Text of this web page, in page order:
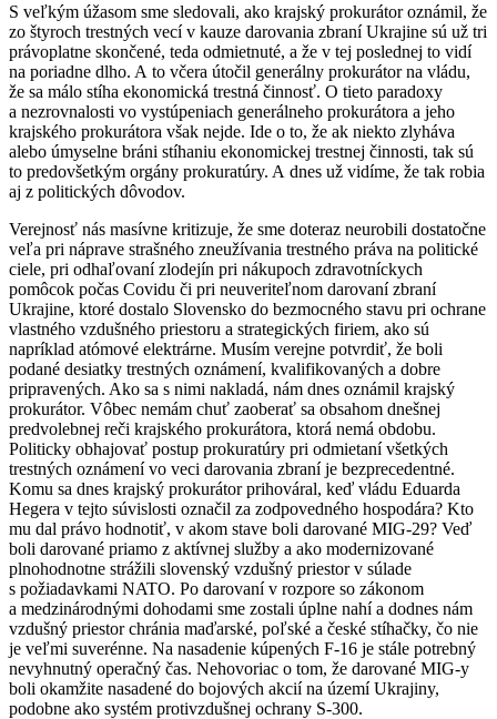
S veľkým úžasom sme sledovali, ako krajský prokurátor oznámil, že
zo štyroch trestných vecí v kauze darovania zbraní Ukrajine sú už tri
právoplatne skončené, teda odmietnuté, a že v tej poslednej to vidí
na poriadne dlho. A to včera útočil generálny prokurátor na vládu,
že sa málo stíha ekonomická trestná činnosť. O tieto paradoxy
a nezrovnalosti vo vystúpeniach generálneho prokurátora a jeho
krajského prokurátora však nejde. Ide o to, že ak niekto zlyháva
alebo úmyselne bráni stíhaniu ekonomickej trestnej činnosti, tak sú
to predovšetkým orgány prokuratúry. A dnes už vidíme, že tak robia
aj z politických dôvodov.
Verejnosť nás masívne kritizuje, že sme doteraz neurobili dostatočne
veľa pri náprave strašného zneužívania trestného práva na politické
ciele, pri odhaľovaní zlodejín pri nákupoch zdravotníckych
pomôcok počas Covidu či pri neuveriteľnom darovaní zbraní
Ukrajine, ktoré dostalo Slovensko do bezmocného stavu pri ochrane
vlastného vzdušného priestoru a strategických firiem, ako sú
napríklad atómové elektrárne. Musím verejne potvrdiť, že boli
podané desiatky trestných oznámení, kvalifikovaných a dobre
pripravených. Ako sa s nimi nakladá, nám dnes oznámil krajský
prokurátor. Vôbec nemám chuť zaoberať sa obsahom dnešnej
predvolebnej reči krajského prokurátora, ktorá nemá obdobu.
Politicky obhajovať postup prokuratúry pri odmietaní všetkých
trestných oznámení vo veci darovania zbraní je bezprecedentné.
Komu sa dnes krajský prokurátor prihováral, keď vládu Eduarda
Hegera v tejto súvislosti označil za zodpovedného hospodára? Kto
mu dal právo hodnotiť, v akom stave boli darované MIG-29? Veď
boli darované priamo z aktívnej služby a ako modernizované
plnohodnotne strážili slovenský vzdušný priestor v súlade
s požiadavkami NATO. Po darovaní v rozpore so zákonom
a medzinárodnými dohodami sme zostali úplne nahí a dodnes nám
vzdušný priestor chránia maďarské, poľské a české stíhačky, čo nie
je veľmi suverénne. Na nasadenie kúpených F-16 je stále potrebný
nevyhnutný operačný čas. Nehovoriac o tom, že darované MIG-y
boli okamžite nasadené do bojových akcií na území Ukrajiny,
podobne ako systém protivzdušnej ochrany S-300.